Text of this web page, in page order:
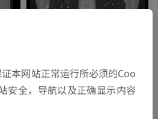
本网站正常运行所必须的Coo
安全，导航以及正确显示内容